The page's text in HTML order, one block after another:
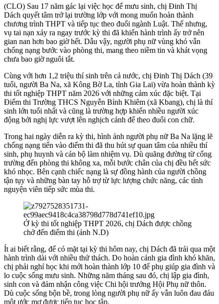
(CLO) Sau 17 năm gác lại việc học để mưu sinh, chị Đinh Thị
Dách quyết tâm trở lại trường lớp với mong muốn hoàn thành
chương trình THPT và tiếp tục theo đuổi ngành Luật. Thế nhưng,
vụ tai nạn xảy ra ngay trước kỳ thi đã khiến hành trình ấy trở nên
gian nan hơn bao giờ hết. Dẫu vậy, người phụ nữ vùng khó vẫn
chống nạng bước vào phòng thi, mang theo niềm tin và khát vọng
chưa bao giờ nguôi tắt.
Cùng với hơn 1,2 triệu thí sinh trên cả nước, chị Đinh Thị Dách (39
tuổi, người Ba Na, xã Kông Bờ La, tỉnh Gia Lai) vừa hoàn thành kỳ
thi tốt nghiệp THPT năm 2026 với những cảm xúc đặc biệt. Tại
Điểm thi Trường THCS Nguyễn Bỉnh Khiêm (xã Kbang), chị là thí
sinh lớn tuổi nhất và cũng là trường hợp khiến nhiều người xúc
động bởi nghị lực vượt lên nghịch cảnh để theo đuổi con chữ.
Trong hai ngày diễn ra kỳ thi, hình ảnh người phụ nữ Ba Na lặng lẽ
chống nạng tiến vào điểm thi đã thu hút sự quan tâm của nhiều thí
sinh, phụ huynh và cán bộ làm nhiệm vụ. Dù quãng đường từ cổng
trường đến phòng thi không xa, mỗi bước chân của chị đều hết sức
khó nhọc. Bên cạnh chiếc nạng là sự đồng hành của người chồng
tận tụy và những bàn tay hỗ trợ từ lực lượng chức năng, các tình
nguyện viên tiếp sức mùa thi.
Ở kỳ thi tốt nghiệp THPT 2026, chị Dách được chồng
chở đến điểm thi (ảnh N.D)
Ít ai biết rằng, để có mặt tại kỳ thi hôm nay, chị Dách đã trải qua một
hành trình dài với nhiều thử thách. Do hoàn cảnh gia đình khó khăn,
chị phải nghỉ học khi mới hoàn thành lớp 10 để phụ giúp gia đình và
lo cuộc sống mưu sinh. Những năm tháng sau đó, chị lập gia đình,
sinh con và đảm nhận công việc Chi hội trưởng Hội Phụ nữ thôn.
Dù cuộc sống bộn bề, trong lòng người phụ nữ ấy vẫn luôn đau đáu
một ước mơ được tiếp tục học tập.